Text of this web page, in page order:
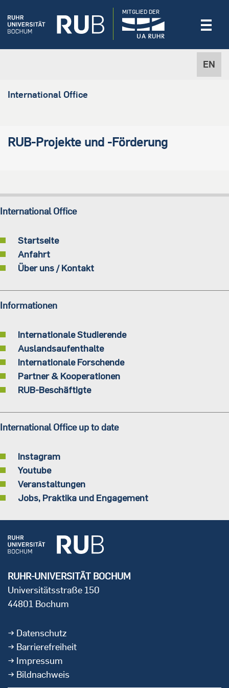
EN
MITGLIED DER
International Office
RUB-Projekte und -Förderung
International Office
Startseite
Anfahrt
Über uns / Kontakt
Informationen
Internationale Studierende
Auslandsaufenthalte
Internationale Forschende
Partner & Kooperationen
RUB-Beschäftigte
International Office up to date
Instagram
Youtube
Veranstaltungen
Jobs, Praktika und Engagement
RUHR-UNIVERSITÄT BOCHUM
Universitätsstraße 150
44801 Bochum
Datenschutz
Barrierefreiheit
Impressum
Bildnachweis